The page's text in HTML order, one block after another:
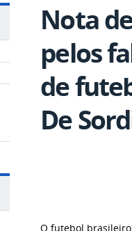
Nota
pelos
de
De
O futebol